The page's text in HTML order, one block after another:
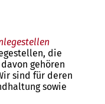
die
gehören
sind für deren
sowie